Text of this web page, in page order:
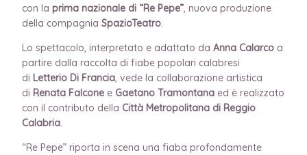
con la prima nazionale di “Re Pepe”, nuova produzione
della compagnia SpazioTeatro.
Lo spettacolo, interpretato e adattato da Anna Calarco a
partire dalla raccolta di fiabe popolari calabresi
di Letterio Di Francia, vede la collaborazione artistica
di Renata Falcone e Gaetano Tramontana ed è realizzato
con il contributo della Città Metropolitana di Reggio
Calabria.
“Re Pepe” riporta in scena una fiaba profondamente